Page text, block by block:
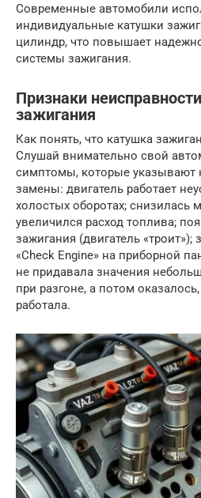
Современные автомобили
индивидуальные катушки
цилиндр, что повышает
системы зажигания.
Признаки
зажигания
Как понять, что катушка
Слушай внимательно свой
симптомы, которые указывают
замены: двигатель работает
холостых оборотах; снизилась
увеличился расход топлива;
зажигания (двигатель «троит»);
«Check Engine» на приборной
не придавала значения
при разгоне, а потом
работала.